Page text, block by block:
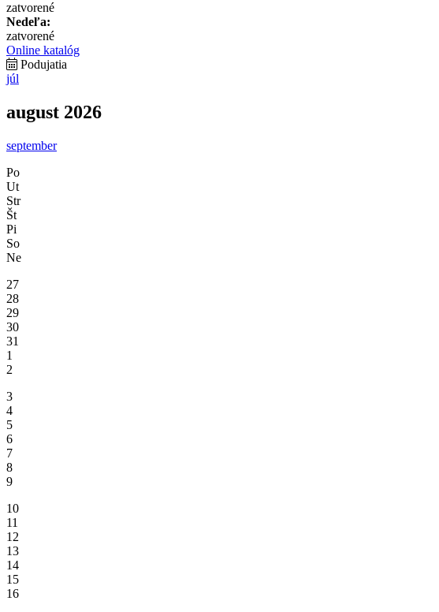
zatvorené
Nedeľa:
zatvorené
Online katalóg
Podujatia
júl
august 2026
september
Po
Ut
Str
Št
Pi
So
Ne
27
28
29
30
31
1
2
3
4
5
6
7
8
9
10
11
12
13
14
15
16